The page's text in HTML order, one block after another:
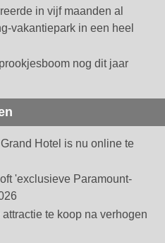
in vijf maanden al
vakantiepark in een heel
nog dit jaar
Hotel is nu online te
'exclusieve Paramount-
te koop na verhogen